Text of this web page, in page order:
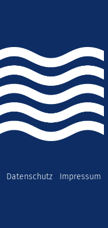
Datenschutz Impressum